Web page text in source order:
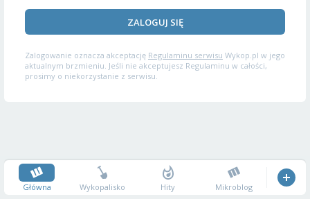
ZALOGUJ SIĘ
Zalogowanie oznacza akceptację Regulaminu serwisu Wykop.pl w jego
aktualnym brzmieniu. Jeśli nie akceptujesz Regulaminu w całości,
prosimy o niekorzystanie z serwisu.
Główna Wykopalisko Hity Mikroblog